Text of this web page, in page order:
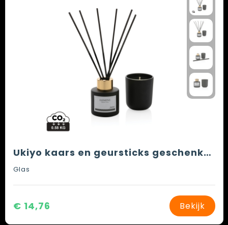
Ukiyo kaars en geursticks geschenkset
Glas
€ 14,76 Bekijk